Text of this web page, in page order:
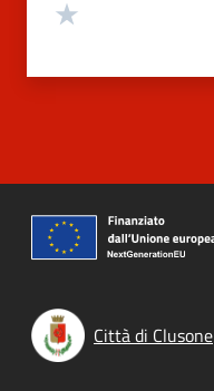
Città di Clusone